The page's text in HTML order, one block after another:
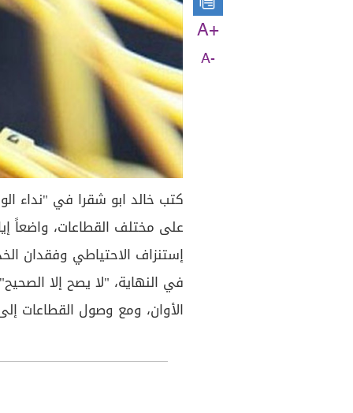
A+
A-
كتب خالد ابو شقرا في "نداء
على مختلف القطاعات، واضعاً
إستنزاف الاحتياطي وفقدان
في النهاية، "لا يصح إلا
الأوان، ومع وصول القطاعات